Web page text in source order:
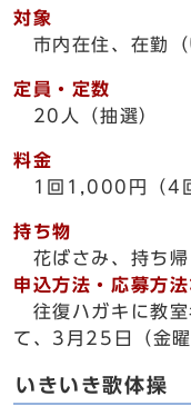
対象
市内在住、在勤（
定員・定数
20人（抽選）
料金
1回1,000円（4回
持ち物
花ばさみ、持ち帰
申込方法・応募方
往復ハガキに教室
て、3月25日（金
いきいき歌体操